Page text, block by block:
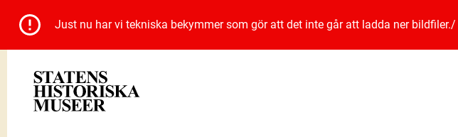
Just nu har vi tekniska bekymmer som gör att det inte går att ladda ner bildfiler./